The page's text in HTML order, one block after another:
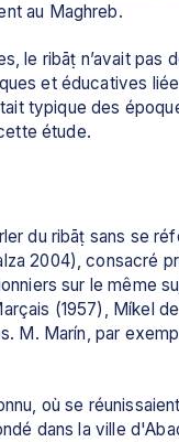
au Maghreb.
le ribāṭ n’avait
et éducatives
typique des
étude.
du ribāṭ sans se
2004), consacré
sur le même
(1957), Míkel
M. Marín, par
où se
dans la ville